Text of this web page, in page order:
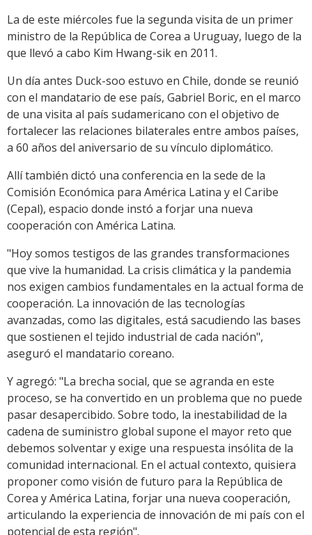
La de este miércoles fue la segunda visita de un primer
ministro de la República de Corea a Uruguay, luego de la
que llevó a cabo Kim Hwang-sik en 2011.
Un día antes Duck-soo estuvo en Chile, donde se reunió
con el mandatario de ese país, Gabriel Boric, en el marco
de una visita al país sudamericano con el objetivo de
fortalecer las relaciones bilaterales entre ambos países,
a 60 años del aniversario de su vínculo diplomático.
Allí también dictó una conferencia en la sede de la
Comisión Económica para América Latina y el Caribe
(Cepal), espacio donde instó a forjar una nueva
cooperación con América Latina.
"Hoy somos testigos de las grandes transformaciones
que vive la humanidad. La crisis climática y la pandemia
nos exigen cambios fundamentales en la actual forma de
cooperación. La innovación de las tecnologías
avanzadas, como las digitales, está sacudiendo las bases
que sostienen el tejido industrial de cada nación",
aseguró el mandatario coreano.
Y agregó: "La brecha social, que se agranda en este
proceso, se ha convertido en un problema que no puede
pasar desapercibido. Sobre todo, la inestabilidad de la
cadena de suministro global supone el mayor reto que
debemos solventar y exige una respuesta insólita de la
comunidad internacional. En el actual contexto, quisiera
proponer como visión de futuro para la República de
Corea y América Latina, forjar una nueva cooperación,
articulando la experiencia de innovación de mi país con el
potencial de esta región".